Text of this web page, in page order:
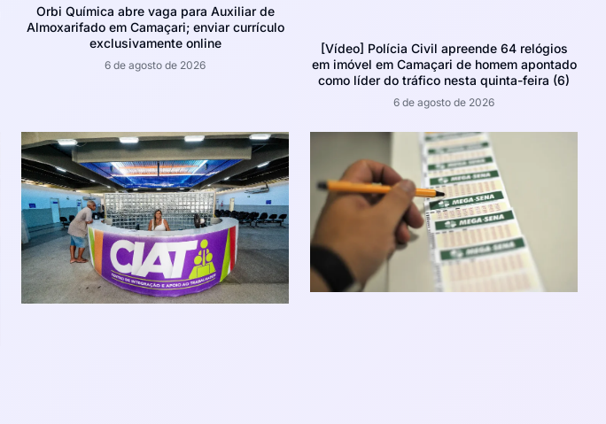
Orbi Química abre vaga para Auxiliar de
Almoxarifado em Camaçari; enviar currículo
exclusivamente online
6 de agosto de 2026
[Vídeo] Polícia Civil apreende 64 relógios
em imóvel em Camaçari de homem apontado
como líder do tráfico nesta quinta-feira (6)
6 de agosto de 2026